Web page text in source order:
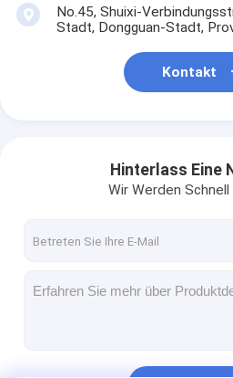
No.45, Shuixi-
Stadt, Dongguan-Stadt,
Kontakt
Hinterlass Eine
Wir Werden